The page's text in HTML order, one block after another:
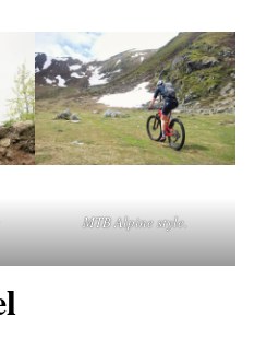
MTB Alpine style.